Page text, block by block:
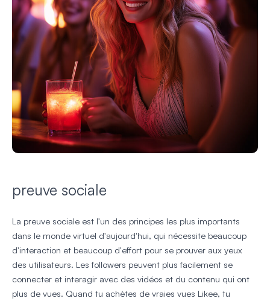
preuve sociale
La preuve sociale est l'un des principes les plus importants
dans le monde virtuel d'aujourd'hui, qui nécessite beaucoup
d'interaction et beaucoup d'effort pour se prouver aux yeux
des utilisateurs. Les followers peuvent plus facilement se
connecter et interagir avec des vidéos et du contenu qui ont
plus de vues. Quand tu achètes de vraies vues Likee, tu